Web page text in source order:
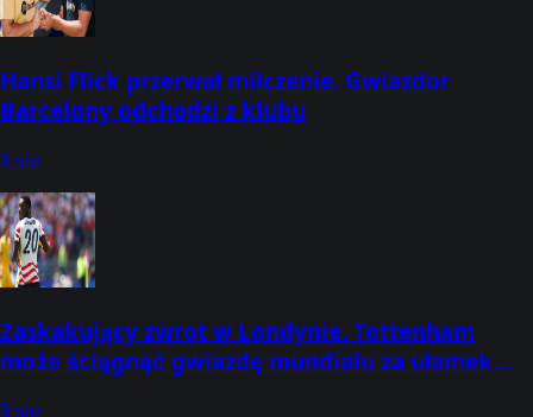
Hansi Flick przerwał milczenie. Gwiazdor
Barcelony odchodzi z klubu
9 sie
Zaskakujący zwrot w Londynie. Tottenham
może ściągnąć gwiazdę mundialu za ułamek
9 sie